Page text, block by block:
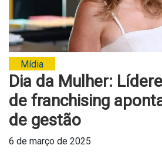
Mídia
Dia da Mulher:
de franchising
de gestão
6 de março de 2025